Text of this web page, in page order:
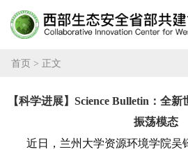
首页 > 正文
【科学进展】Science Bulletin：全
振荡模态
近日，兰州大学资源环境学院吴